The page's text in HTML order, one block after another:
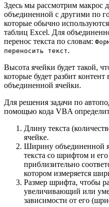
Здесь мы рассмотрим макрос
объединенной с другими по
которые обычно
таблиц Excel. Для
перенос текста по словам:
переносить текст.
Высота ячейки будет такой,
которые будет разбит
объединенной ячейки.
Для решения задачи по
помощью кода VBA
Длину текста
ячейке.
Ширину объединенной
текста со шрифтом и
приблизительно
котором измеряется
Размер шрифта, чтобы
увеличивающий или
зависимости от его